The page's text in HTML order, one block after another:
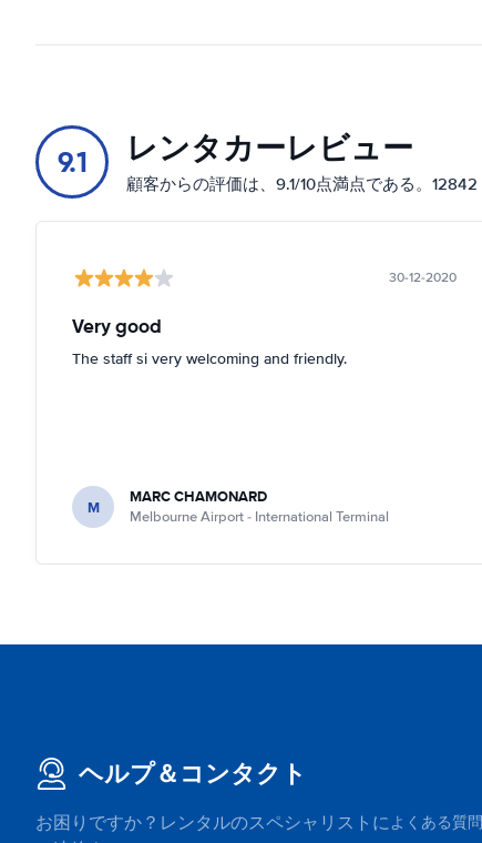
9.1 レンタカーレビュー
顧客からの評価は、9.1/10点満点である。12842
30-12-2020
Very good
The staff si very welcoming and friendly.
M MARC CHAMONARD
Melbourne Airport - International Terminal
ヘルプ＆コンタクト
お困りですか？レンタルのスペシャリストによくある質問